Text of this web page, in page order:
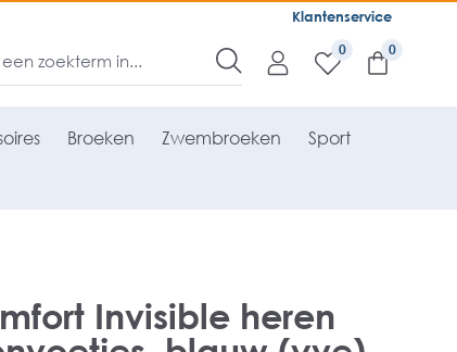
Klantenservice
0
Broeken Zwembroeken Sport
Invisible heren